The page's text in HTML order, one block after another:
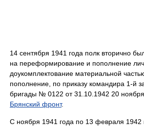
14 сентября 1941 года полк вторично
на переформирование и пополнение
доукомплектование материальной
пополнение, по приказу командира 1-й
бригады № 0122 от 31.10.1942 20
Брянский фронт.
С ноября 1941 года по 13 февраля 1942